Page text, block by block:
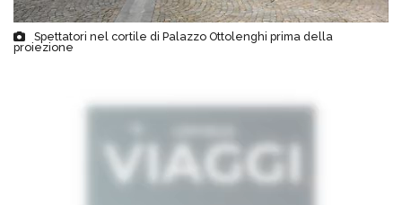
Spettatori nel cortile di Palazzo Ottolenghi prima della
proiezione